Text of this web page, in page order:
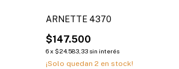
ARNETTE 4370
$147.500
6x $24.583,33 sin interés
¡Solo quedan 2 en stock!